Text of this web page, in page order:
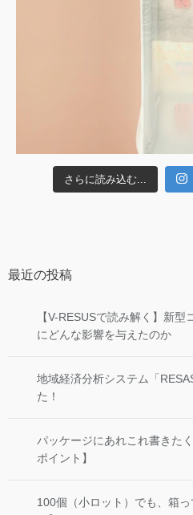
さらに読み込む...
最近の投稿
【V-RESUSで読み解く】新
にどんな影響を与えたのか
地域経済分析システム「
た！
パッケージにあれこれ書きた
ポイント】
100個（小ロット）でも、箱